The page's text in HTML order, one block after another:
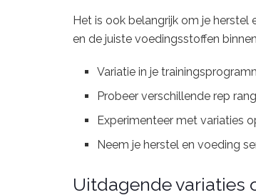
Het is ook belangrijk om je
en de juiste voedingsstoffen
Variatie in je
Probeer verschillende rep
Experimenteer met variaties
Neem je herstel en voeding
Uitdagende variaties